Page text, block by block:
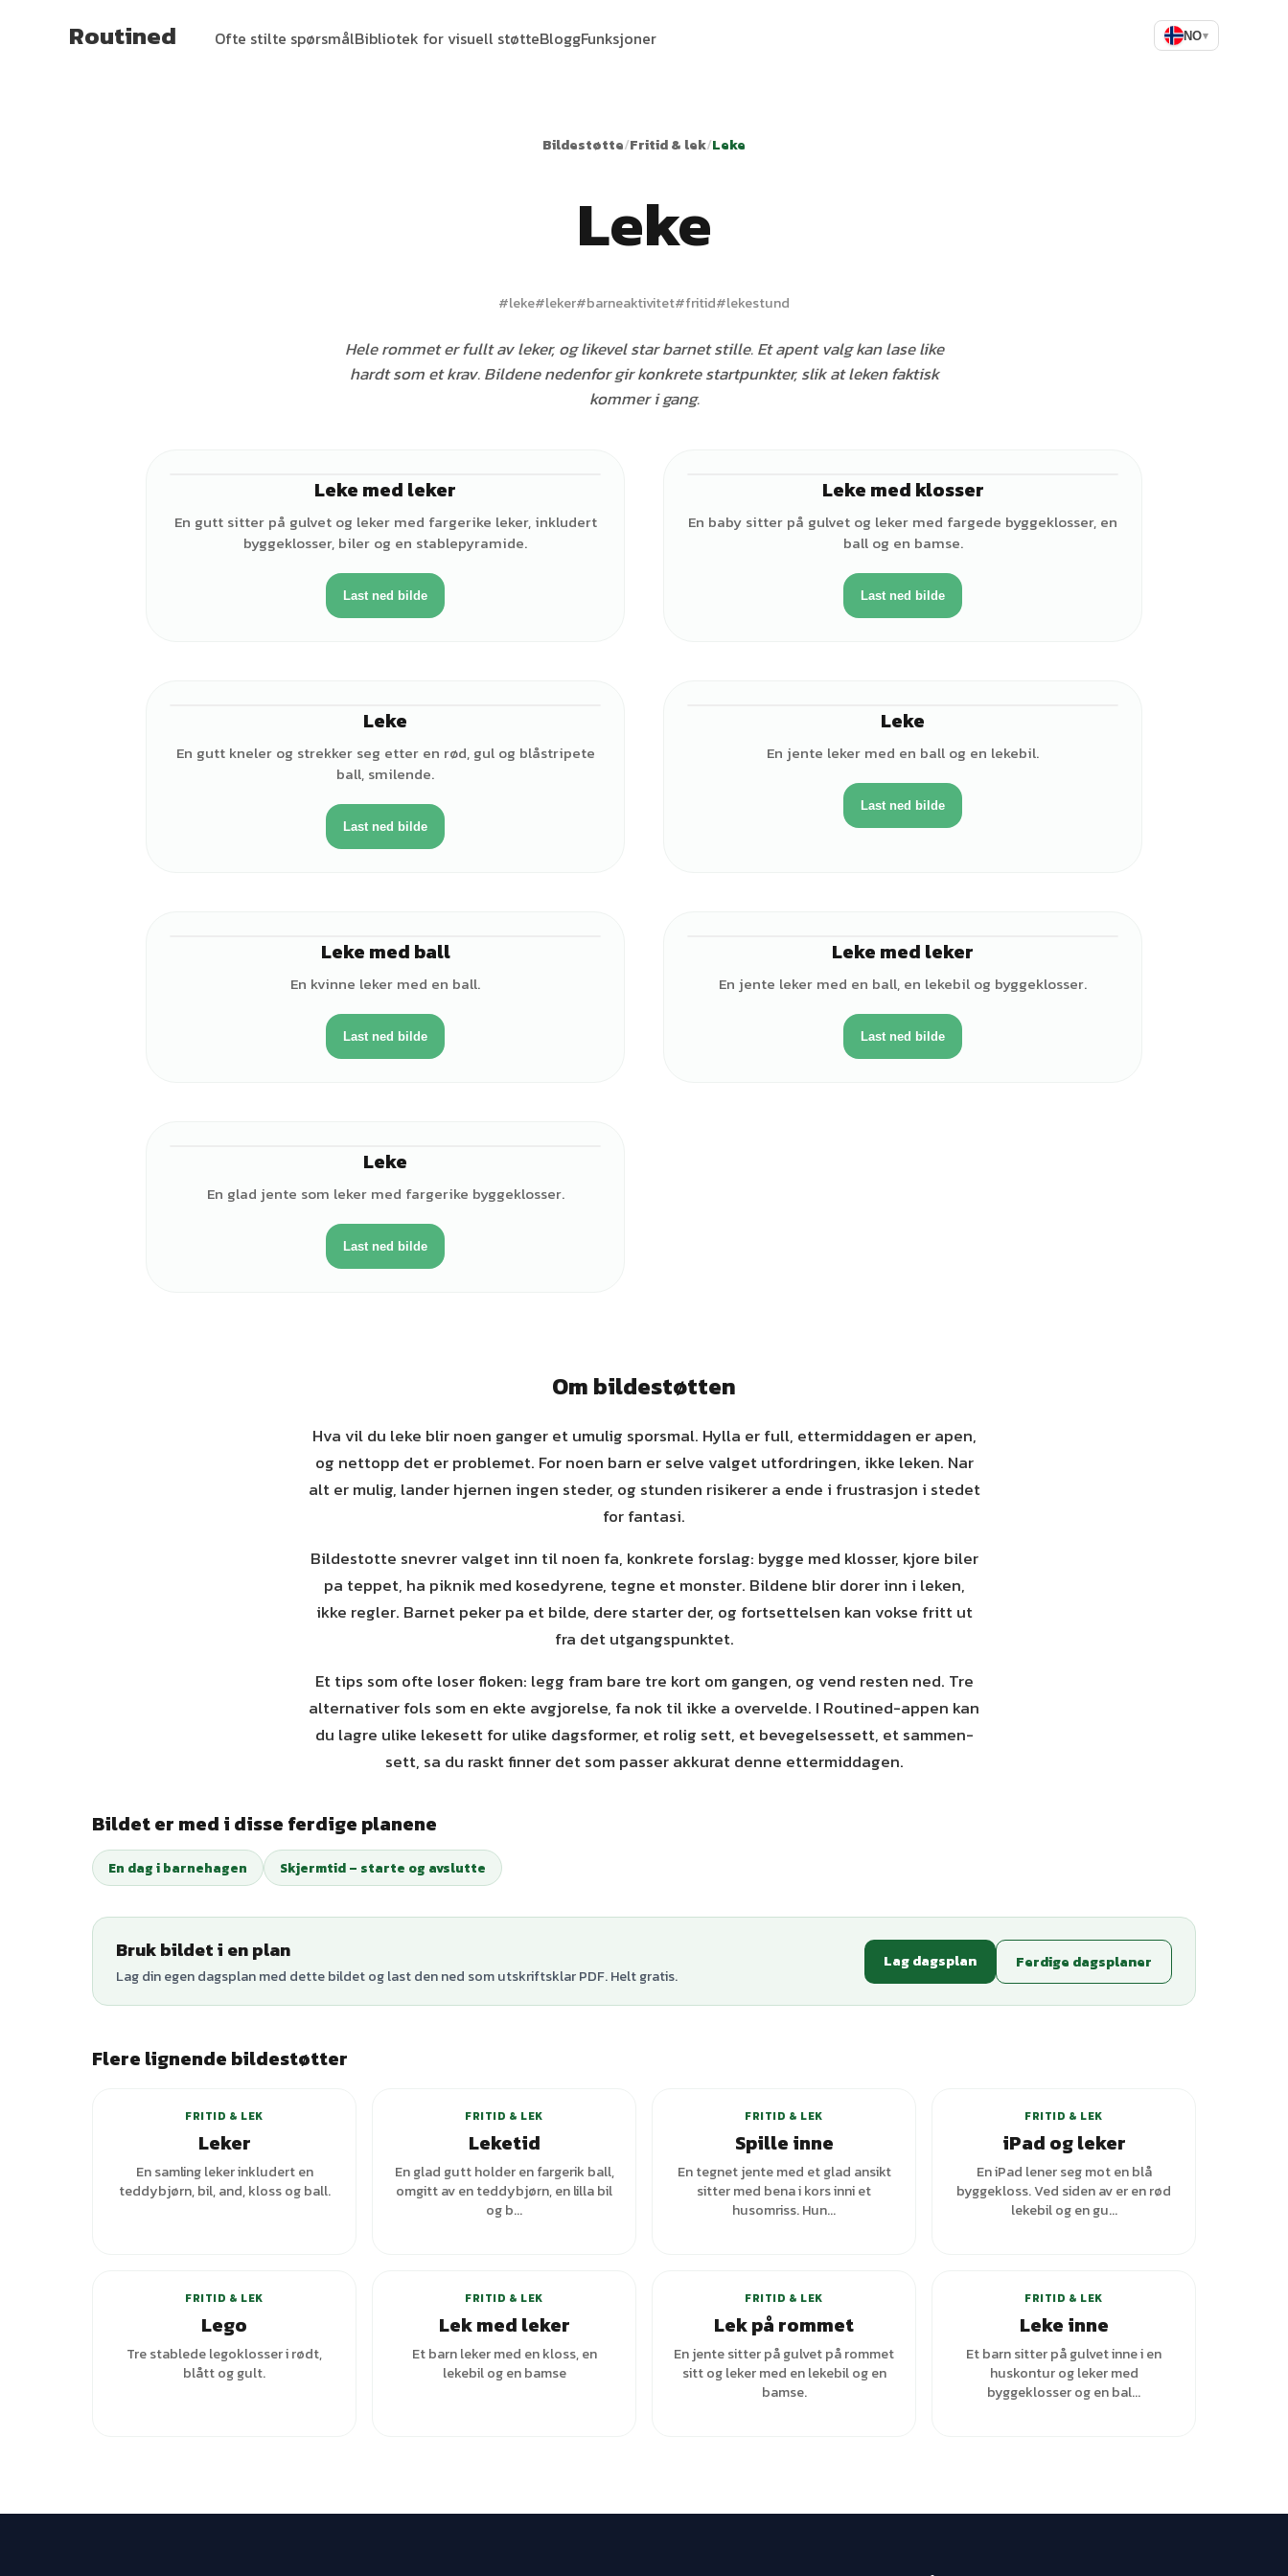
Routined Ofte stilte spørsmålBibliotek for visuell støtteBloggFunksjoner NO▾
Bildestøtte/Fritid & lek/Leke
Leke
#leke#leker#barneaktivitet#fritid#lekestund
Hele rommet er fullt av leker, og likevel star barnet stille. Et apent valg kan lase like
hardt som et krav. Bildene nedenfor gir konkrete startpunkter, slik at leken faktisk
kommer i gang.
Leke med leker
En gutt sitter på gulvet og leker med fargerike leker, inkludert
byggeklosser, biler og en stablepyramide.
Last ned bilde
Leke med klosser
En baby sitter på gulvet og leker med fargede byggeklosser, en
ball og en bamse.
Last ned bilde
Leke
En gutt kneler og strekker seg etter en rød, gul og blåstripete
ball, smilende.
Last ned bilde
Leke
En jente leker med en ball og en lekebil.
Last ned bilde
Leke med ball
En kvinne leker med en ball.
Last ned bilde
Leke med leker
En jente leker med en ball, en lekebil og byggeklosser.
Last ned bilde
Leke
En glad jente som leker med fargerike byggeklosser.
Last ned bilde
Om bildestøtten
Hva vil du leke blir noen ganger et umulig sporsmal. Hylla er full, ettermiddagen er apen,
og nettopp det er problemet. For noen barn er selve valget utfordringen, ikke leken. Nar
alt er mulig, lander hjernen ingen steder, og stunden risikerer a ende i frustrasjon i stedet
for fantasi.
Bildestotte snevrer valget inn til noen fa, konkrete forslag: bygge med klosser, kjore biler
pa teppet, ha piknik med kosedyrene, tegne et monster. Bildene blir dorer inn i leken,
ikke regler. Barnet peker pa et bilde, dere starter der, og fortsettelsen kan vokse fritt ut
fra det utgangspunktet.
Et tips som ofte loser floken: legg fram bare tre kort om gangen, og vend resten ned. Tre
alternativer fols som en ekte avgjorelse, fa nok til ikke a overvelde. I Routined-appen kan
du lagre ulike lekesett for ulike dagsformer, et rolig sett, et bevegelsessett, et sammen-
sett, sa du raskt finner det som passer akkurat denne ettermiddagen.
Bildet er med i disse ferdige planene
En dag i barnehagen Skjermtid – starte og avslutte
Bruk bildet i en plan
Lag din egen dagsplan med dette bildet og last den ned som utskriftsklar PDF. Helt gratis.
Lag dagsplan Ferdige dagsplaner
Flere lignende bildestøtter
FRITID & LEK
Leker
En samling leker inkludert en
teddybjørn, bil, and, kloss og ball.
FRITID & LEK
Leketid
En glad gutt holder en fargerik ball,
omgitt av en teddybjørn, en lilla bil
og b...
FRITID & LEK
Spille inne
En tegnet jente med et glad ansikt
sitter med bena i kors inni et
husomriss. Hun...
FRITID & LEK
iPad og leker
En iPad lener seg mot en blå
byggekloss. Ved siden av er en rød
lekebil og en gu...
FRITID & LEK
Lego
Tre stablede legoklosser i rødt,
blått og gult.
FRITID & LEK
Lek med leker
Et barn leker med en kloss, en
lekebil og en bamse
FRITID & LEK
Lek på rommet
En jente sitter på gulvet på rommet
sitt og leker med en lekebil og en
bamse.
FRITID & LEK
Leke inne
Et barn sitter på gulvet inne i en
huskontur og leker med
byggeklosser og en bal...